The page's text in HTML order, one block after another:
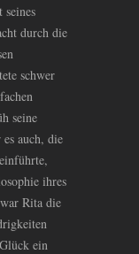
durch die
schwer
seine
auch, die
ihres
Rita die
ein